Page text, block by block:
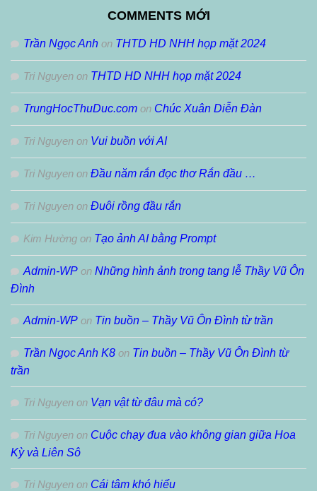
COMMENTS MỚI
Trần Ngọc Anh on THTD HD NHH họp mặt 2024
Tri Nguyen on THTD HD NHH họp mặt 2024
TrungHocThuDuc.com on Chúc Xuân Diễn Đàn
Tri Nguyen on Vui buồn với AI
Tri Nguyen on Đầu năm rắn đọc thơ Rắn đầu …
Tri Nguyen on Đuôi rồng đầu rắn
Kim Hường on Tạo ảnh AI bằng Prompt
Admin-WP on Những hình ảnh trong tang lễ Thầy Vũ Ôn
Đình
Admin-WP on Tin buồn – Thầy Vũ Ôn Đình từ trần
Trần Ngọc Anh K8 on Tin buồn – Thầy Vũ Ôn Đình từ
trần
Tri Nguyen on Vạn vật từ đâu mà có?
Tri Nguyen on Cuộc chạy đua vào không gian giữa Hoa
Kỳ và Liên Sô
Tri Nguyen on Cái tâm khó hiểu